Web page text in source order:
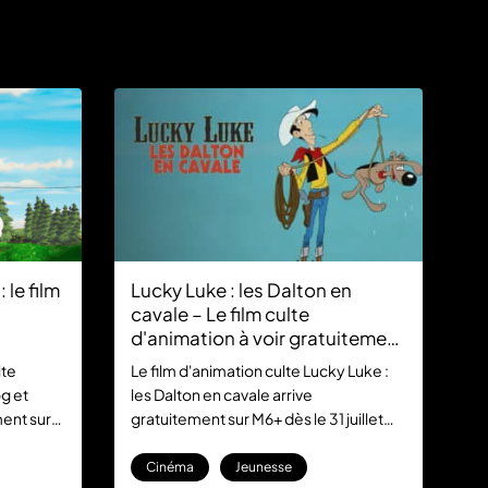
le film
et
sur
Lucky Luke : les Dalton en
cavale – Le film culte
d'animation à voir gratuitement
sur M6+
Le film d'animation culte Lucky Luke :
les Dalton en cavale arrive
gratuitement sur M6+ dès le 31 juillet
et les célèbres frères Dalton dans une
Cinéma Jeunesse